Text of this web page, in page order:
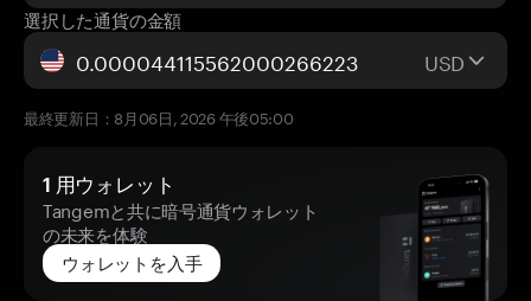
選択した通貨の金額
USD
最終更新日：8月06日, 2026 午後05:00
1 用ウォレット
Tangemと共に暗号通貨ウォレット
の未来を体験
ウォレットを入手